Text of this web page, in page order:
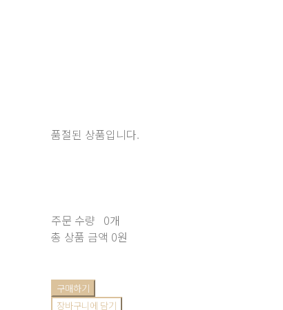
품절된 상품입니다.
주문 수량 0개
총 상품 금액 0원
구매하기
장바구니에 담기